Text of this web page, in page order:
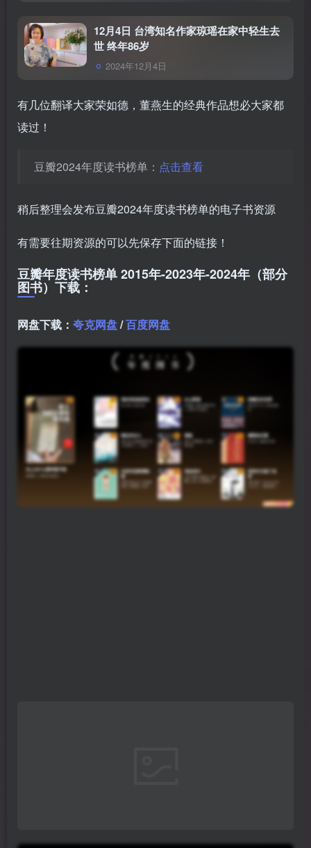
12月4日 台湾知名作家琼瑶在家中轻生去
世 终年86岁
2024年12月4日
有几位翻译大家荣如德，董燕生的经典作品想必大家都
读过！
豆瓣2024年度读书榜单： 点击查看
稍后整理会发布豆瓣2024年度读书榜单的电子书资源
有需要往期资源的可以先保存下面的链接！
豆瓣年度读书榜单 2015年-2023年-2024年（部分
图书）下载：
网盘下载： 夸克网盘/百度网盘